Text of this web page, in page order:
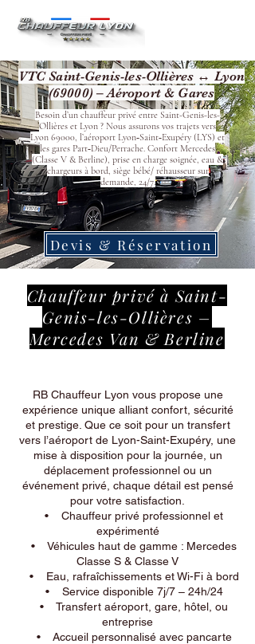
VTC Saint-Genis-les-Ollières ↔ Lyon
(69000) – Aéroport & Gares
Besoin d’un chauffeur privé entre Saint-Genis-les-
Ollières et Lyon ? Nous assurons vos trajets vers
Lyon 69000, l’aéroport Lyon‑Saint‑Exupéry (LYS) et
les gares Part‑Dieu/Perrache. Confort Mercedes
(Classe V & Berline), prise en charge soignée, eau &
chargeurs à bord, siège bébé/ réhausseur sur
demande, 24/7.
Devis & Réservation
Chauffeur privé à Saint-
Genis-les-Ollières –
Mercedes Van & Berline
RB Chauffeur Lyon vous propose une
expérience unique alliant confort, sécurité
et prestige. Que ce soit pour un transfert
vers l’aéroport de Lyon-Saint-Exupéry, une
mise à disposition pour la journée, un
déplacement professionnel ou un
événement privé, chaque détail est pensé
pour votre satisfaction.
• Chauffeur privé professionnel et
expérimenté
• Véhicules haut de gamme : Mercedes
Classe S & Classe V
• Eau, rafraîchissements et Wi-Fi à bord
• Service disponible 7j/7 – 24h/24
• Transfert aéroport, gare, hôtel, ou
entreprise
• Accueil personnalisé avec pancarte